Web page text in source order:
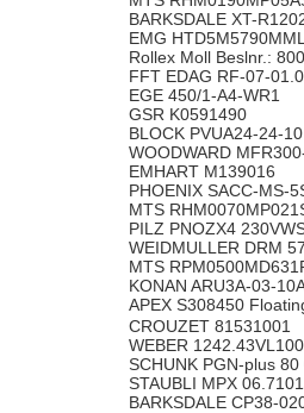
BARKSDALE XT-
EMG
Rollex Moll Beslnr.:
FFT EDAG RF-07-
EGE 450/1-A4-WR1
GSR K0591490
BLOCK PVUA24-24-10
WOODWARD
EMHART M139016
PHOENIX SACC-MS-
MTS
PILZ PNOZX4
WEIDMULLER DRM
MTS
KONAN ARU3A-03-
APEX S308450
CROUZET 81531001
WEBER
SCHUNK PGN-plus 80
STAUBLI MPX
BARKSDALE CP38-